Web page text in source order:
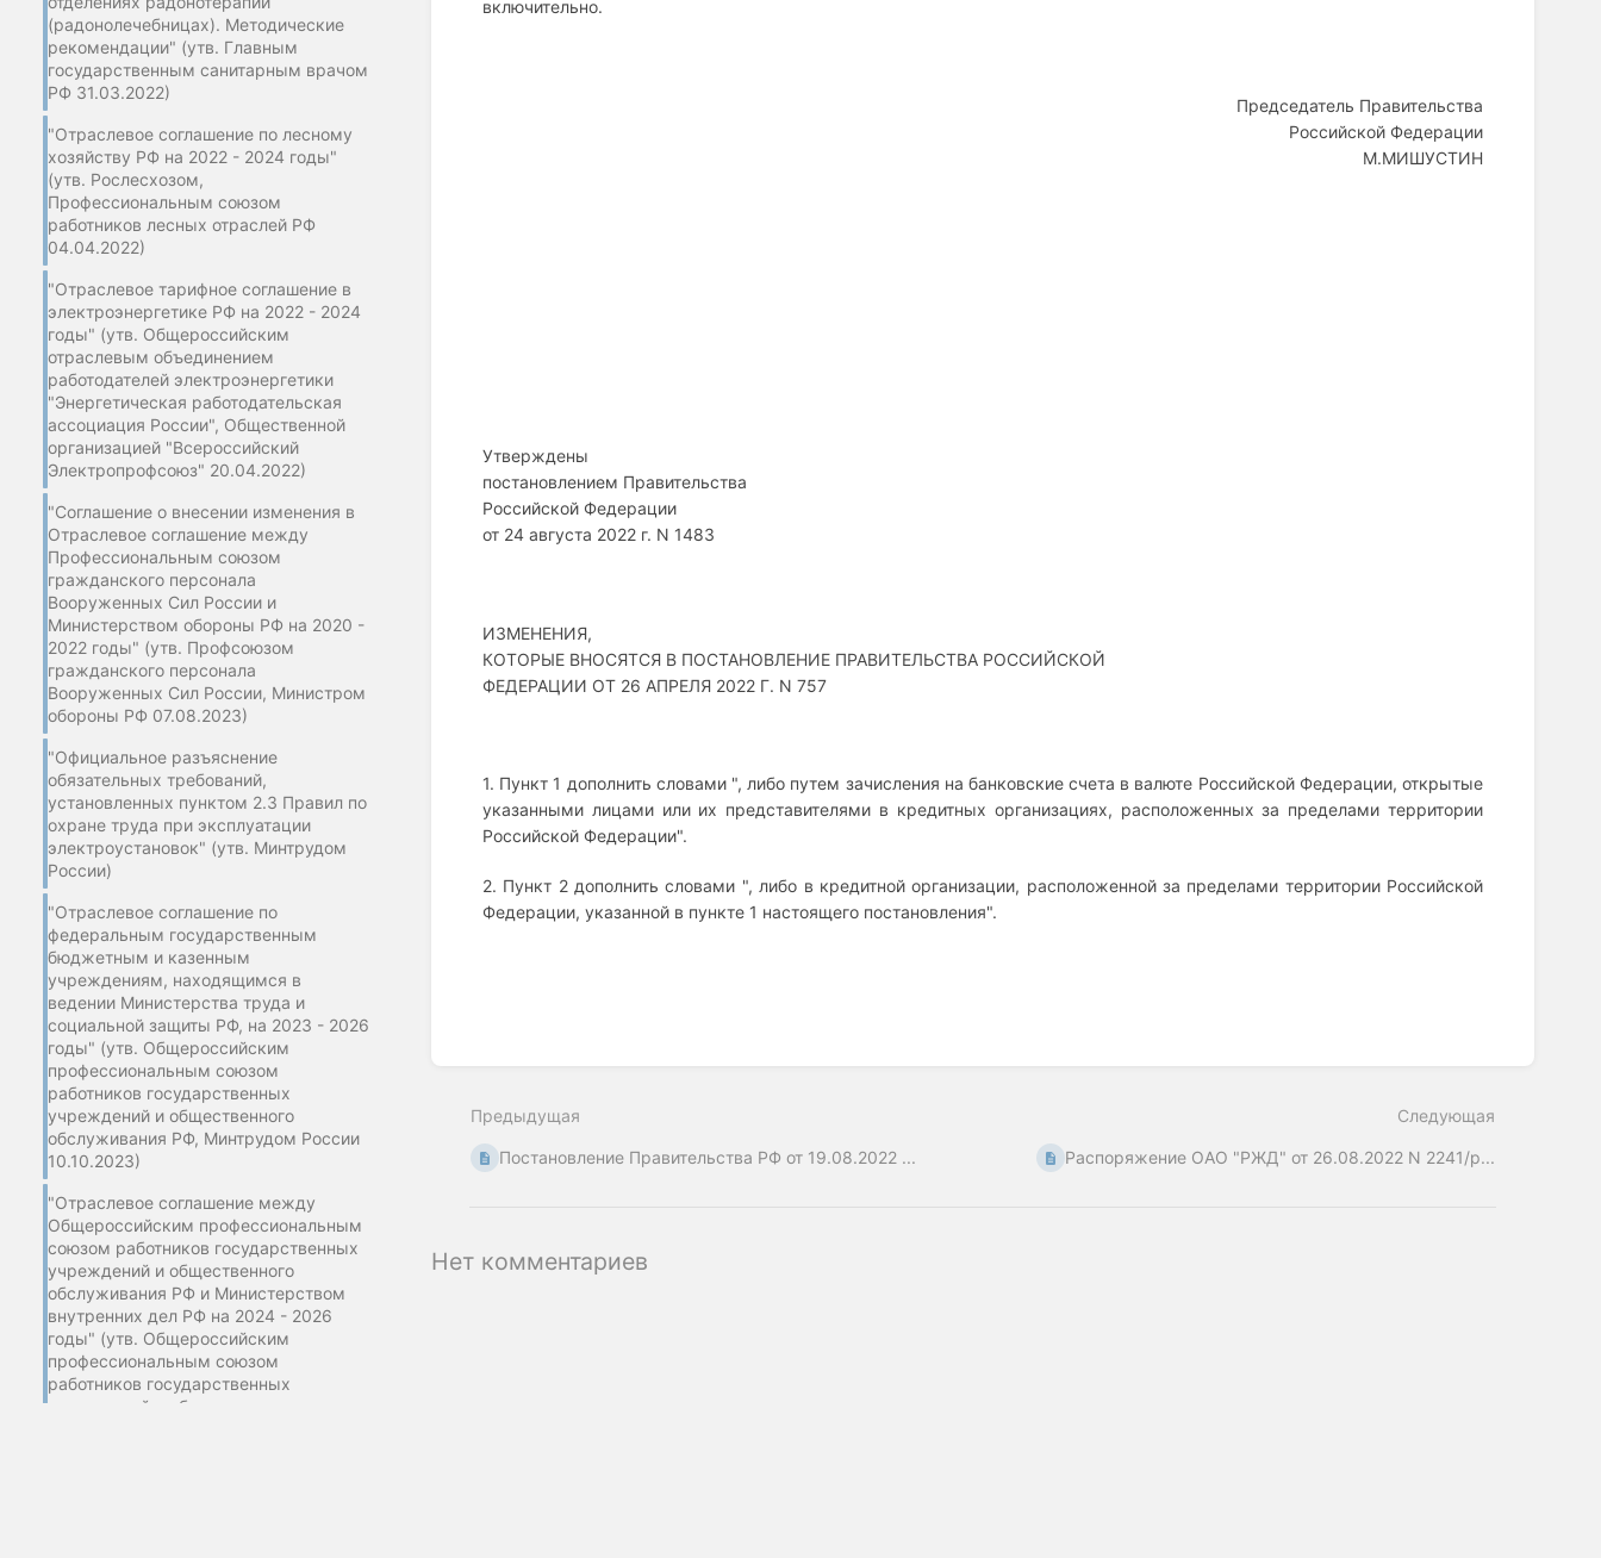
(радонолечебницах). Методические
рекомендации" (утв. Главным
государственным санитарным врачом
РФ 31.03.2022)
"Отраслевое соглашение по лесному
хозяйству РФ на 2022 - 2024 годы"
(утв. Рослесхозом,
Профессиональным союзом
работников лесных отраслей РФ
04.04.2022)
"Отраслевое тарифное соглашение в
электроэнергетике РФ на 2022 - 2024
годы" (утв. Общероссийским
отраслевым объединением
работодателей электроэнергетики
"Энергетическая работодательская
ассоциация России", Общественной
организацией "Всероссийский
Электропрофсоюз" 20.04.2022)
"Соглашение о внесении изменения в
Отраслевое соглашение между
Профессиональным союзом
гражданского персонала
Вооруженных Сил России и
Министерством обороны РФ на 2020 -
2022 годы" (утв. Профсоюзом
гражданского персонала
Вооруженных Сил России, Министром
обороны РФ 07.08.2023)
"Официальное разъяснение
обязательных требований,
установленных пунктом 2.3 Правил по
охране труда при эксплуатации
электроустановок" (утв. Минтрудом
России)
"Отраслевое соглашение по
федеральным государственным
бюджетным и казенным
учреждениям, находящимся в
ведении Министерства труда и
социальной защиты РФ, на 2023 - 2026
годы" (утв. Общероссийским
профессиональным союзом
работников государственных
учреждений и общественного
обслуживания РФ, Минтрудом России
10.10.2023)
"Отраслевое соглашение между
Общероссийским профессиональным
союзом работников государственных
учреждений и общественного
обслуживания РФ и Министерством
внутренних дел РФ на 2024 - 2026
годы" (утв. Общероссийским
профессиональным союзом
работников государственных
учреждений и общественного
включительно.
Председатель Правительства
Российской Федерации
М.МИШУСТИН
Утверждены
постановлением Правительства
Российской Федерации
от 24 августа 2022 г. N 1483
ИЗМЕНЕНИЯ,
КОТОРЫЕ ВНОСЯТСЯ В ПОСТАНОВЛЕНИЕ ПРАВИТЕЛЬСТВА РОССИЙСКОЙ
ФЕДЕРАЦИИ ОТ 26 АПРЕЛЯ 2022 Г. N 757
1. Пункт 1 дополнить словами ", либо путем зачисления на банковские счета в валюте Российской Федерации, открытые
указанными лицами или их представителями в кредитных организациях, расположенных за пределами территории
Российской Федерации".
2. Пункт 2 дополнить словами ", либо в кредитной организации, расположенной за пределами территории Российской
Федерации, указанной в пункте 1 настоящего постановления".
mode
Предыдущая
Постановление Правительства РФ от 19.08.2022 ...
Следующая
Распоряжение ОАО "РЖД" от 26.08.2022 N 2241/р...
Нет комментариев